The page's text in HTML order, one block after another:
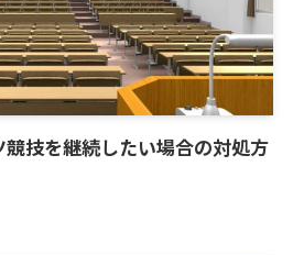
技を継続したい場合の対処方